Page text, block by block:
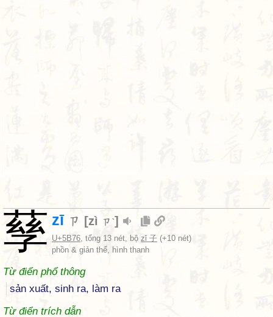
孶 zī ㄗ [zì ㄗˋ]
U+5B76, tổng 13 nét, bộ zǐ 子 (+10 nét)
phồn & giản thể, hình thanh
Từ điển phổ thông
sản xuất, sinh ra, làm ra
Từ điển trích dẫn